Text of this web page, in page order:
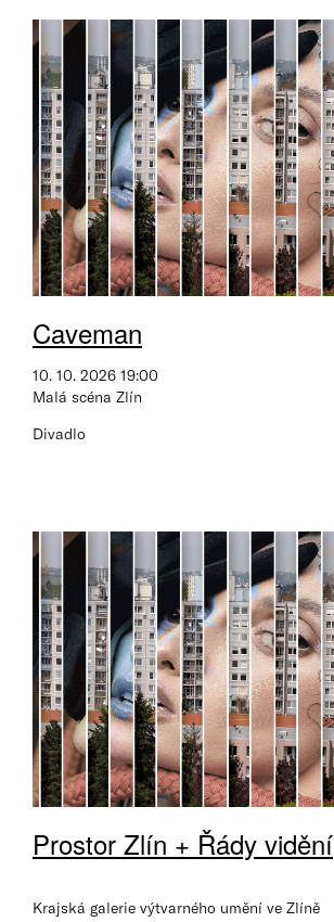
Caveman
10. 10. 2026 19:00
Malá scéna Zlín
Divadlo
Prostor Zlín + Řády vidění
Krajská galerie výtvarného umění ve Zlíně